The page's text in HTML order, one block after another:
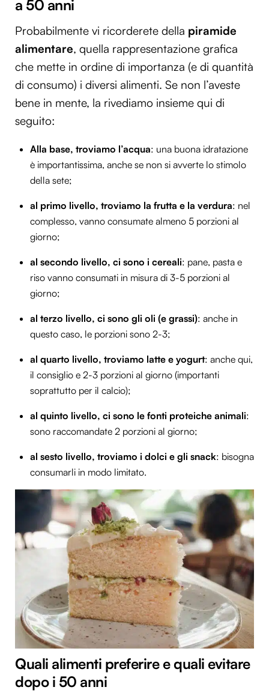
a 50 anni
Probabilmente vi ricorderete della piramide
alimentare, quella rappresentazione grafica
che mette in ordine di importanza (e di quantità
di consumo) i diversi alimenti. Se non l’aveste
bene in mente, la rivediamo insieme qui di
seguito:
Alla base, troviamo l’acqua: una buona idratazione
è importantissima, anche se non si avverte lo stimolo
della sete;
al primo livello, troviamo la frutta e la verdura: nel
complesso, vanno consumate almeno 5 porzioni al
giorno;
al secondo livello, ci sono i cereali: pane, pasta e
riso vanno consumati in misura di 3-5 porzioni al
giorno;
al terzo livello, ci sono gli oli (e grassi): anche in
questo caso, le porzioni sono 2-3;
al quarto livello, troviamo latte e yogurt: anche qui,
il consiglio e 2-3 porzioni al giorno (importanti
soprattutto per il calcio);
al quinto livello, ci sono le fonti proteiche animali:
sono raccomandate 2 porzioni al giorno;
al sesto livello, troviamo i dolci e gli snack: bisogna
consumarli in modo limitato.
Quali alimenti preferire e quali evitare
dopo i 50 anni